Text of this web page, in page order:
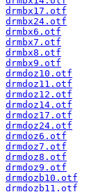
drmbx17.otf
drmbx24.otf
drmbx6.otf
drmbx7.otf
drmbx8.otf
drmbx9.otf
drmdoz10.otf
drmdoz11.otf
drmdoz12.otf
drmdoz14.otf
drmdoz17.otf
drmdoz24.otf
drmdoz6.otf
drmdoz7.otf
drmdoz8.otf
drmdoz9.otf
drmdozb10.otf
drmdozb11.otf